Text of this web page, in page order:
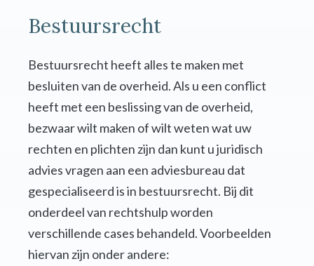
Bestuursrecht
Bestuursrecht heeft alles te maken met
besluiten van de overheid. Als u een conflict
heeft met een beslissing van de overheid,
bezwaar wilt maken of wilt weten wat uw
rechten en plichten zijn dan kunt u juridisch
advies vragen aan een adviesbureau dat
gespecialiseerd is in bestuursrecht. Bij dit
onderdeel van rechtshulp worden
verschillende cases behandeld. Voorbeelden
hiervan zijn onder andere: